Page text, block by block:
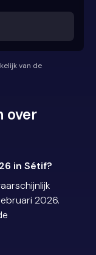
van de
over
in Sétif?
2026.